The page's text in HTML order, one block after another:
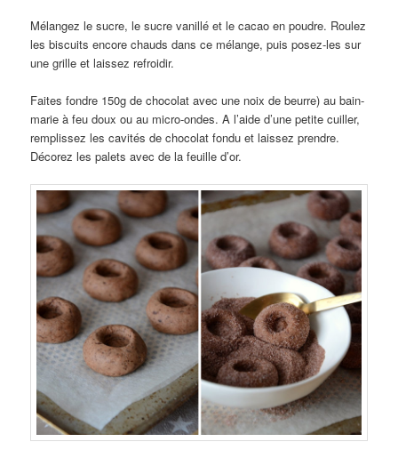
Mélangez le sucre, le sucre vanillé et le cacao en poudre. Roulez
les biscuits encore chauds dans ce mélange, puis posez-les sur
une grille et laissez refroidir.
Faites fondre 150g de chocolat avec une noix de beurre) au bain-
marie à feu doux ou au micro-ondes. A l’aide d’une petite cuiller,
remplissez les cavités de chocolat fondu et laissez prendre.
Décorez les palets avec de la feuille d’or.